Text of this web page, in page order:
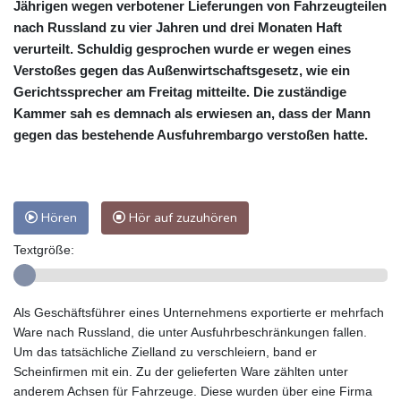
Jährigen wegen verbotener Lieferungen von Fahrzeugteilen
nach Russland zu vier Jahren und drei Monaten Haft
verurteilt. Schuldig gesprochen wurde er wegen eines
Verstoßes gegen das Außenwirtschaftsgesetz, wie ein
Gerichtssprecher am Freitag mitteilte. Die zuständige
Kammer sah es demnach als erwiesen an, dass der Mann
gegen das bestehende Ausfuhrembargo verstoßen hatte.
Hören Hör auf zuzuhören
Textgröße:
Als Geschäftsführer eines Unternehmens exportierte er mehrfach
Ware nach Russland, die unter Ausfuhrbeschränkungen fallen.
Um das tatsächliche Zielland zu verschleiern, band er
Scheinfirmen mit ein. Zu der gelieferten Ware zählten unter
anderem Achsen für Fahrzeuge. Diese wurden über eine Firma